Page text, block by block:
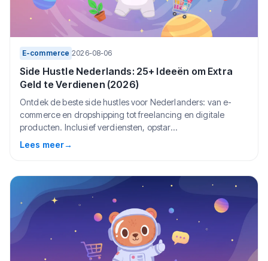
E-commerce 2026-08-06
Side Hustle Nederlands: 25+ Ideeën om Extra
Geld te Verdienen (2026)
Ontdek de beste side hustles voor Nederlanders: van e-
commerce en dropshipping tot freelancing en digitale
producten. Inclusief verdiensten, opstar...
Lees meer→